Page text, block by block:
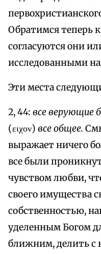
Обратимся теперь
согласуются они
исследованными
Эти места
2, 44: все верующие
(ειχον) все общее.
выражает ничего
все были
чувством любви,
своего имущества
собственностью,
уделенным Богом
ближним, делить с